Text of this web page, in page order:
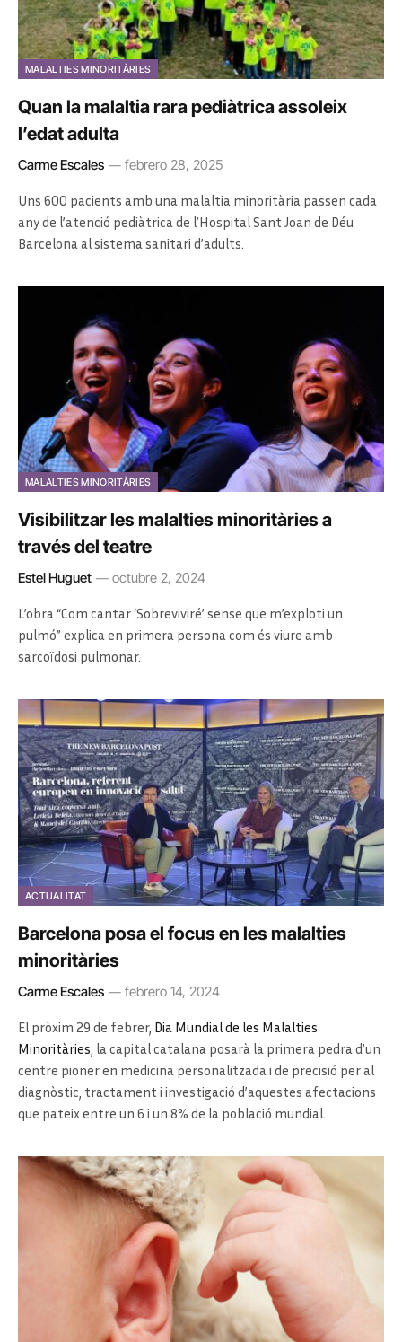
MALALTIES MINORITÀRIES
Quan la malaltia rara pediàtrica assoleix
l’edat adulta
Carme Escales febrero 28, 2025
Uns 600 pacients amb una malaltia minoritària passen cada
any de l’atenció pediàtrica de l’Hospital Sant Joan de Déu
Barcelona al sistema sanitari d’adults.
MALALTIES MINORITÀRIES
Visibilitzar les malalties minoritàries a
través del teatre
Estel Huguet octubre 2, 2024
L’obra “Com cantar ‘Sobreviviré’ sense que m’exploti un
pulmó” explica en primera persona com és viure amb
sarcoïdosi pulmonar.
ACTUALITAT
Barcelona posa el focus en les malalties
minoritàries
Carme Escales febrero 14, 2024
El pròxim 29 de febrer, Dia Mundial de les Malalties
Minoritàries , la capital catalana posarà la primera pedra d’un
centre pioner en medicina personalitzada i de precisió per al
diagnòstic, tractament i investigació d’aquestes afectacions
que pateix entre un 6 i un 8% de la població mundial.